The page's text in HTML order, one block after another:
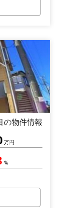
の物件情報
万円
％